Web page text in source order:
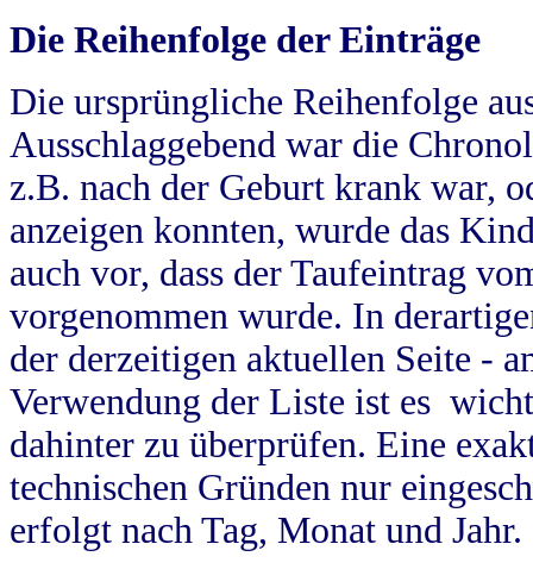
Die Reihenfolge der Einträge
Die ursprüngliche Reihenfolge
Ausschlaggebend war die
z.B. nach der Geburt krank war,
anzeigen konnten, wurde das
auch vor, dass der Taufeintrag
vorgenommen wurde. In
der derzeitigen aktuellen Seite -
Verwendung der Liste ist es
dahinter zu überprüfen. Eine
technischen Gründen nur
erfolgt nach Tag, Monat und Jahr.